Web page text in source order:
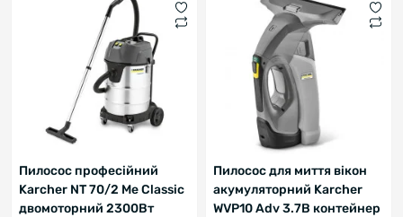
Пилосос професійний
Karcher NT 70/2 Me Classic
двомоторний 2300Вт
Пилосос для миття вікон
акумуляторний Karcher
WVP10 Adv 3.7В контейнер